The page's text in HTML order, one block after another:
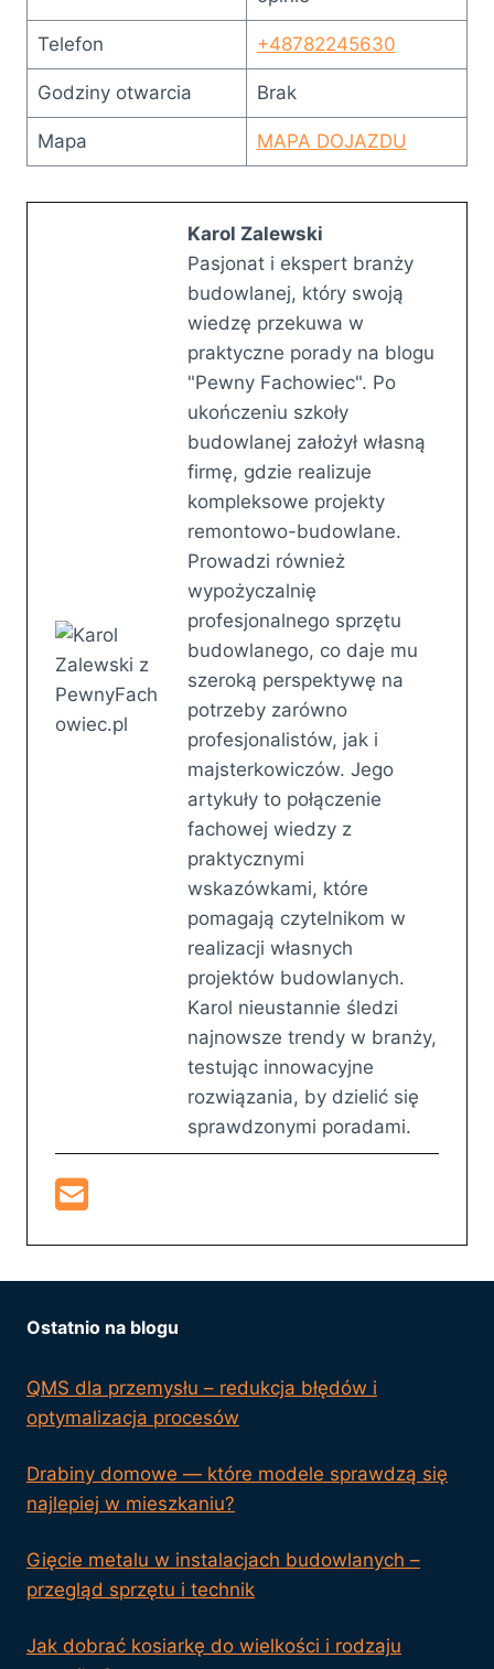
Telefon +48782245630
Godziny otwarcia Brak
Mapa MAPA DOJAZDU
Karol Zalewski
Pasjonat i ekspert branży
budowlanej, który swoją
wiedzę przekuwa w
praktyczne porady na blogu
"Pewny Fachowiec". Po
ukończeniu szkoły
budowlanej założył własną
firmę, gdzie realizuje
kompleksowe projekty
remontowo-budowlane.
Prowadzi również
wypożyczalnię
profesjonalnego sprzętu
budowlanego, co daje mu
szeroką perspektywę na
potrzeby zarówno
profesjonalistów, jak i
majsterkowiczów. Jego
artykuły to połączenie
fachowej wiedzy z
praktycznymi
wskazówkami, które
pomagają czytelnikom w
realizacji własnych
projektów budowlanych.
Karol nieustannie śledzi
najnowsze trendy w branży,
testując innowacyjne
rozwiązania, by dzielić się
sprawdzonymi poradami.
Ostatnio na blogu
QMS dla przemysłu – redukcja błędów i
optymalizacja procesów
Drabiny domowe — które modele sprawdzą się
najlepiej w mieszkaniu?
Gięcie metalu w instalacjach budowlanych –
przegląd sprzętu i technik
Jak dobrać kosiarkę do wielkości i rodzaju